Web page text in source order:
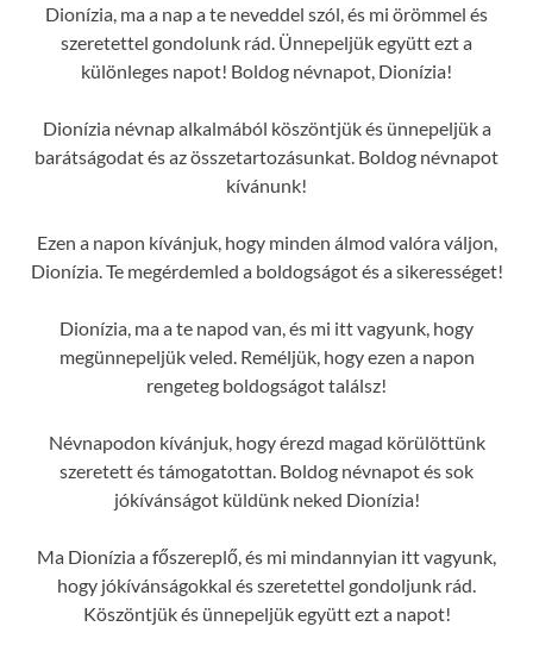
Dionízia, ma a nap a te neveddel szól, és mi örömmel és
szeretettel gondolunk rád. Ünnepeljük együtt ezt a
különleges napot! Boldog névnapot, Dionízia!
Dionízia névnap alkalmából köszöntjük és ünnepeljük a
barátságodat és az összetartozásunkat. Boldog névnapot
kívánunk!
Ezen a napon kívánjuk, hogy minden álmod valóra váljon,
Dionízia. Te megérdemled a boldogságot és a sikerességet!
Dionízia, ma a te napod van, és mi itt vagyunk, hogy
megünnepeljük veled. Reméljük, hogy ezen a napon
rengeteg boldogságot találsz!
Névnapodon kívánjuk, hogy érezd magad körülöttünk
szeretett és támogatottan. Boldog névnapot és sok
jókívánságot küldünk neked Dionízia!
Ma Dionízia a főszereplő, és mi mindannyian itt vagyunk,
hogy jókívánságokkal és szeretettel gondoljunk rád.
Köszöntjük és ünnepeljük együtt ezt a napot!